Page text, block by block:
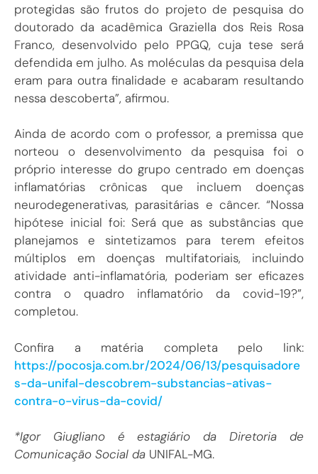
protegidas são frutos do projeto de pesquisa do
doutorado da acadêmica Graziella dos Reis Rosa
Franco, desenvolvido pelo PPGQ, cuja tese será
defendida em julho. As moléculas da pesquisa dela
eram para outra finalidade e acabaram resultando
nessa descoberta”, afirmou.
Ainda de acordo com o professor, a premissa que
norteou o desenvolvimento da pesquisa foi o
próprio interesse do grupo centrado em doenças
inflamatórias crônicas que incluem doenças
neurodegenerativas, parasitárias e câncer. “Nossa
hipótese inicial foi: Será que as substâncias que
planejamos e sintetizamos para terem efeitos
múltiplos em doenças multifatoriais, incluindo
atividade anti-inflamatória, poderiam ser eficazes
contra o quadro inflamatório da covid-19?”,
completou.
Confira a matéria completa pelo link:
https://pocosja.com.br/2024/06/13/pesquisadore
s-da-unifal-descobrem-substancias-ativas-
contra-o-virus-da-covid/
*Igor Giugliano é estagiário da Diretoria de
Comunicação Social da UNIFAL-MG.